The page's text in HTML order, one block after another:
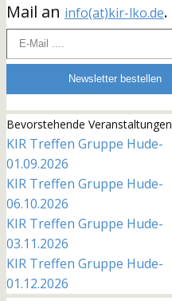
Mail an info(at)kir-lko.de.
E-Mail ....
Newsletter bestellen
Bevorstehende Veranstaltungen
KIR Treffen Gruppe Hude-
01.09.2026
KIR Treffen Gruppe Hude-
06.10.2026
KIR Treffen Gruppe Hude-
03.11.2026
KIR Treffen Gruppe Hude-
01.12.2026